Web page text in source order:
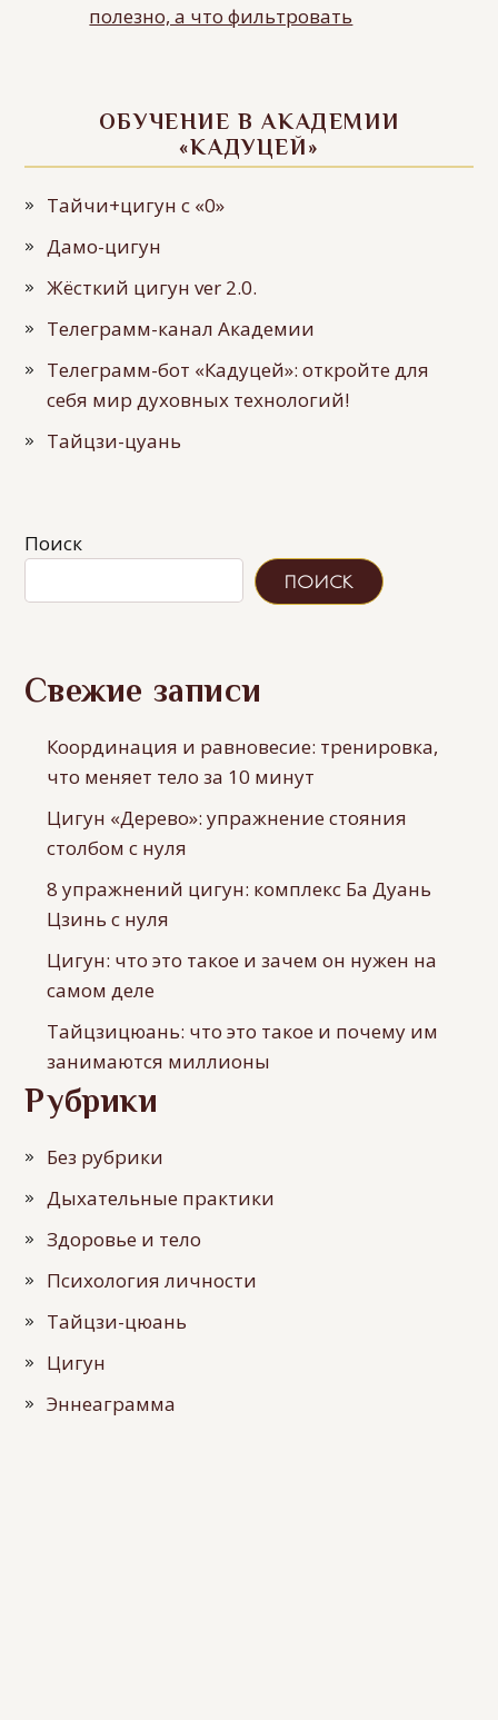
полезно, а что фильтровать
ОБУЧЕНИЕ В АКАДЕМИИ
«КАДУЦЕЙ»
Тайчи+цигун с «0»
Дамо-цигун
Жёсткий цигун ver 2.0.
Телеграмм-канал Академии
Телеграмм-бот «Кадуцей»: откройте для
себя мир духовных технологий!
Тайцзи-цуань
Поиск
ПОИСК
Свежие записи
Координация и равновесие: тренировка,
что меняет тело за 10 минут
Цигун «Дерево»: упражнение стояния
столбом с нуля
8 упражнений цигун: комплекс Ба Дуань
Цзинь с нуля
Цигун: что это такое и зачем он нужен на
самом деле
Тайцзицюань: что это такое и почему им
занимаются миллионы
Рубрики
Без рубрики
Дыхательные практики
Здоровье и тело
Психология личности
Тайцзи-цюань
Цигун
Эннеаграмма